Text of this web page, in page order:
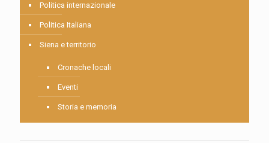
Politica internazionale
Politica Italiana
Siena e territorio
Cronache locali
Eventi
Storia e memoria